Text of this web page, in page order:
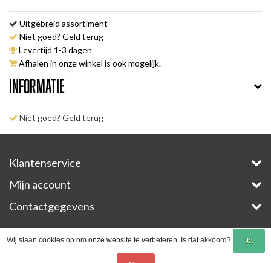
Uitgebreid assortiment
Niet goed? Geld terug
Levertijd 1-3 dagen
Afhalen in onze winkel is ook mogelijk.
Informatie
Niet goed? Geld terug
Klantenservice
Mijn account
Contactgegevens
InStijl Media
Wij slaan cookies op om onze website te verbeteren. Is dat akkoord? Ja